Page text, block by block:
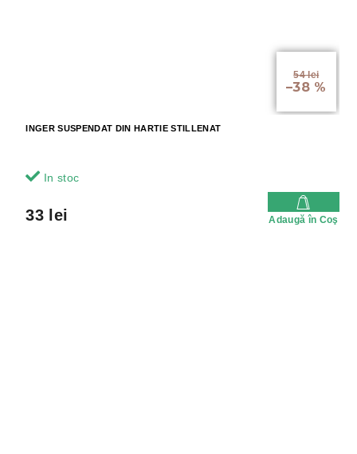
54 lei
–38 %
INGER SUSPENDAT DIN HARTIE STILLENAT
In stoc
33 lei Adaugă în Coş